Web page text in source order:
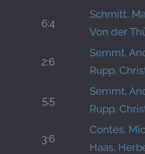
6:4
Schmitt,
Von der
2:6
Semmt,
Rupp,
5:5
Semmt,
Rupp,
3:6
Contes,
Haas,